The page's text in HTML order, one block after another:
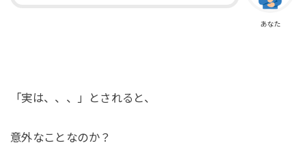
あなた
「実は、、、」とされると、
意外なことなのか？